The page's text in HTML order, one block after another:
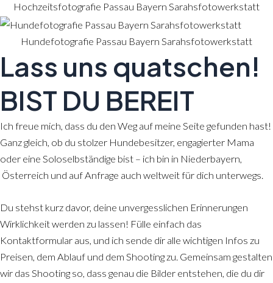
Hochzeitsfotografie Passau Bayern Sarahsfotowerkstatt
Hundefotografie Passau Bayern Sarahsfotowerkstatt
Lass uns quatschen!
BIST DU BEREIT
Ich freue mich, dass du den Weg auf meine Seite gefunden hast!
Ganz gleich, ob du stolzer Hundebesitzer, engagierter Mama
oder eine Soloselbständige bist – ich bin in Niederbayern,
Österreich und auf Anfrage auch weltweit für dich unterwegs.
Du stehst kurz davor, deine unvergesslichen Erinnerungen
Wirklichkeit werden zu lassen! Fülle einfach das
Kontaktformular aus, und ich sende dir alle wichtigen Infos zu
Preisen, dem Ablauf und dem Shooting zu. Gemeinsam gestalten
wir das Shooting so, dass genau die Bilder entstehen, die du dir